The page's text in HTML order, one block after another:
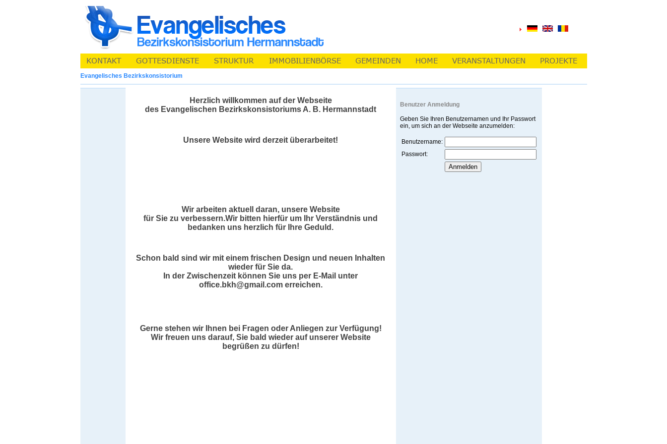
Evangelisches Bezirkskonsistorium
Herzlich willkommen auf der Webseite
des Evangelischen Bezirkskonsistoriums A. B. Hermannstadt
Unsere Website wird derzeit überarbeitet!
Wir arbeiten aktuell daran, unsere Website
für Sie zu verbessern.Wir bitten hierfür um Ihr Verständnis und
bedanken uns herzlich für Ihre Geduld.
Schon bald sind wir mit einem frischen Design und neuen Inhalten
wieder für Sie da.
In der Zwischenzeit können Sie uns per E-Mail unter
office.bkh@gmail.com erreichen.
Gerne stehen wir Ihnen bei Fragen oder Anliegen zur Verfügung!
Wir freuen uns darauf, Sie bald wieder auf unserer Website
begrüßen zu dürfen!
Benutzer Anmeldung
Geben Sie Ihren Benutzernamen und Ihr Passwort
ein, um sich an der Webseite anzumelden:
Benutzername:
Passwort: